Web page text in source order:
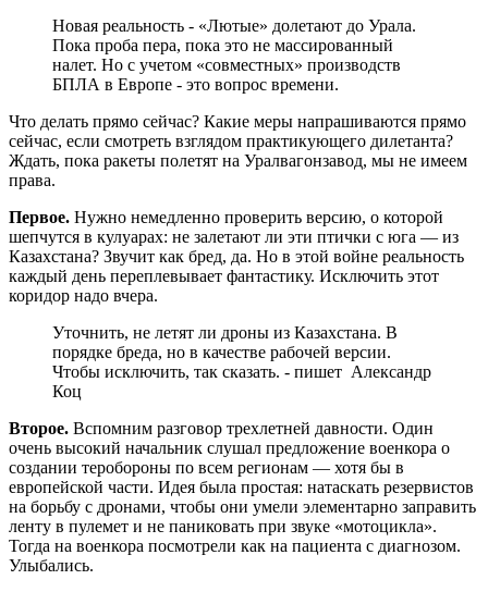
Новая реальность - «Лютые» долетают до Урала.
Пока проба пера, пока это не массированный
налет. Но с учетом «совместных» производств
БПЛА в Европе - это вопрос времени.
Что делать прямо сейчас? Какие меры напрашиваются прямо
сейчас, если смотреть взглядом практикующего дилетанта?
Ждать, пока ракеты полетят на Уралвагонзавод, мы не имеем
права.
Первое. Нужно немедленно проверить версию, о которой
шепчутся в кулуарах: не залетают ли эти птички с юга — из
Казахстана? Звучит как бред, да. Но в этой войне реальность
каждый день переплевывает фантастику. Исключить этот
коридор надо вчера.
Уточнить, не летят ли дроны из Казахстана. В
порядке бреда, но в качестве рабочей версии.
Чтобы исключить, так сказать. - пишет Александр
Коц
Второе. Вспомним разговор трехлетней давности. Один
очень высокий начальник слушал предложение военкора о
создании теробороны по всем регионам — хотя бы в
европейской части. Идея была простая: натаскать резервистов
на борьбу с дронами, чтобы они умели элементарно заправить
ленту в пулемет и не паниковать при звуке «мотоцикла».
Тогда на военкора посмотрели как на пациента с диагнозом.
Улыбались.